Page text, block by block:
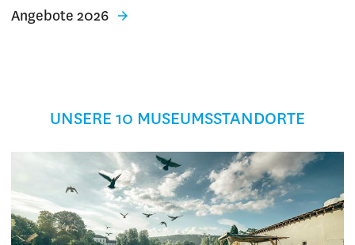
Angebote 2026
UNSERE 10 MUSEUMSSTANDORTE